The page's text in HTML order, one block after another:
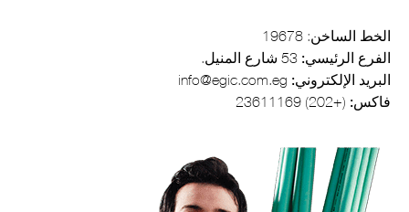
الخط الساخن: 19678
الفرع الرئيسي:
البريد الإلكتروني:
فاكس: (+202) 23611169